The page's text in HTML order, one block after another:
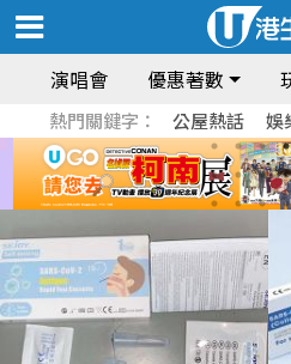
演唱會 優惠著數
熱門關鍵字： 公屋熱話 娛